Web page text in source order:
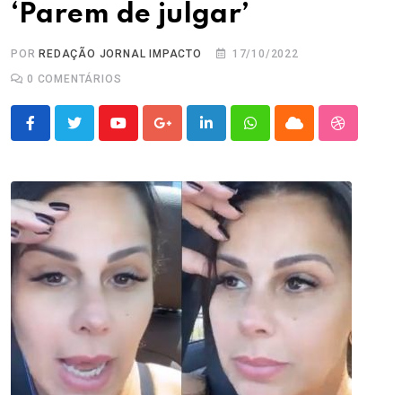
‘Parem de julgar’
POR REDAÇÃO JORNAL IMPACTO
17/10/2022
0 COMENTÁRIOS
YoutubeGoogle+LinkedInWhatsappCloud